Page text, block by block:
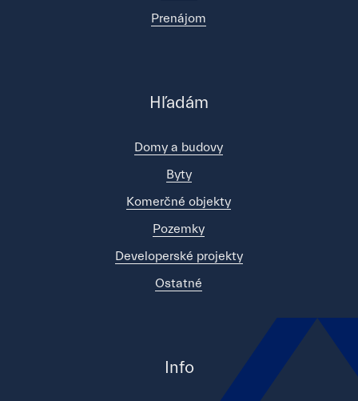
Prenájom
Hľadám
Domy a budovy
Byty
Komerčné objekty
Pozemky
Developerské projekty
Ostatné
Info